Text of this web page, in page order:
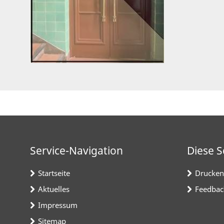
Service-Navigation
Startseite
Aktuelles
Impressum
Sitemap
Diese
Drucken